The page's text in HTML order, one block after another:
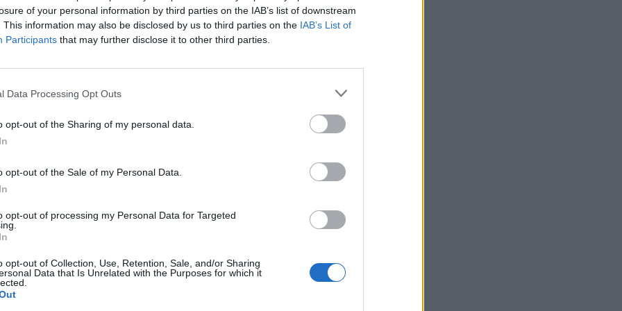
of your personal information by third parties on the IAB’s list of downstream
This information may also be disclosed by us to third parties on the IAB’s List of
Participants that may further disclose it to other third parties.
Data Processing Opt Outs
opt-out of the Sharing of my personal data.
opt-out of the Sale of my Personal Data.
opt-out of processing my Personal Data for Targeted
opt-out of Collection, Use, Retention, Sale, and/or Sharing
Data that Is Unrelated with the Purposes for which it
- közölte az uniós tanács közleményében hétfőn.
az EU az ukrajnai helyzetet destabilizáló orosz lépésekre - a Krím
vezette be 2014 júliusában, eredetileg egyéves időtartamra, majd rendre
termékek területére irányulnak. Kiterjednek a fegyverkiviteli...
portfolio.hu hírarchívumához tartozik, melynek olvasása előfizetéses
tartalmazza:
cikkarchívum
elmúlt 2 év napon belüli
Előfizetés